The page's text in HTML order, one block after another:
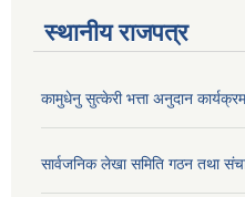
स्थानीय राजपत्र
कामुधेनु सुत्केरी भत्ता अनुदान
सार्वजनिक लेखा समिति गठन तथा